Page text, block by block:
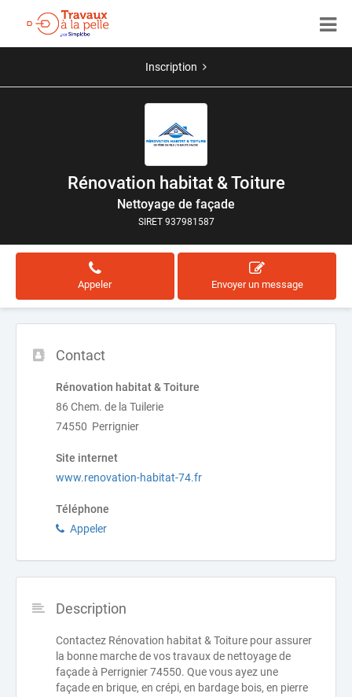
Inscription
Rénovation habitat & Toiture
Nettoyage de façade
SIRET 937981587
Appeler Envoyer un message
Contact
Rénovation habitat & Toiture
86 Chem. de la Tuilerie
74550 Perrignier
Site internet
www.renovation-habitat-74.fr
Téléphone
Appeler
Description
Contactez Rénovation habitat & Toiture pour assurer
la bonne marche de vos travaux de nettoyage de
façade à Perrignier 74550. Que vous ayez une
façade en brique, en crépi, en bardage bois, en pierre